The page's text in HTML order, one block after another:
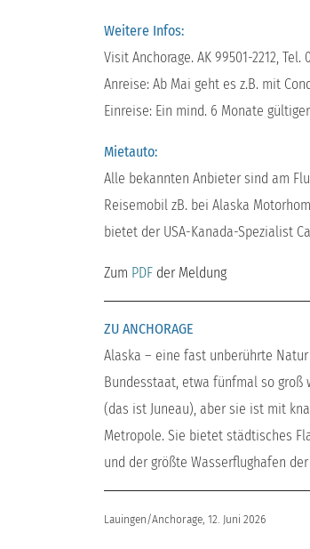
Weitere Infos:
Visit Anchorage. AK 99501-2212, Tel.
Anreise: Ab Mai geht es z.B. mit
Einreise: Ein mind. 6 Monate
Mietauto:
Alle bekannten Anbieter sind am
Reisemobil zB. bei Alaska
bietet der USA-Kanada-Spezialist
Zum PDF der Meldung
ZU ANCHORAGE
Alaska – eine fast unberührte
Bundesstaat, etwa fünfmal so groß
(das ist Juneau), aber sie ist mit
Metropole. Sie bietet städtisches
und der größte Wasserflughafen
Lauingen/Anchorage, 12. Juni 2026